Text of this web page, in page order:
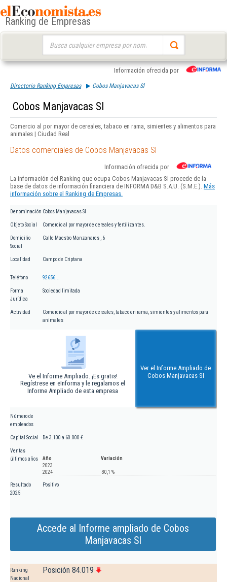
Ranking de Empresas
Información ofrecida por
Directorio Ranking Empresas Cobos Manjavacas Sl
Cobos Manjavacas Sl
Comercio al por mayor de cereales, tabaco en rama, simientes y alimentos para
animales | Ciudad Real
Datos comerciales de Cobos Manjavacas Sl
Información ofrecida por
La información del Ranking que ocupa Cobos Manjavacas Sl procede de la
base de datos de información financiera de INFORMA D&B S.A.U. (S.M.E.). Más
información sobre el Ranking de Empresas.
Denominación Cobos Manjavacas Sl
Objeto Social Comercio al por mayor de cereales y fertilizantes.
Domicilio
Social
Calle Maestro Manzanares , 6
Localidad Campo de Criptana
Teléfono 92656...
Forma
Jurídica
Sociedad limitada
Actividad
Comercio al por mayor de cereales, tabaco en rama, simientes y alimentos para
animales
Ve el Informe Ampliado. ¡Es gratis!
Regístrese en eInforma y le regalamos el
Informe Ampliado de esta empresa
Ver el Informe Ampliado de
Cobos Manjavacas Sl
Número de
empleados
Capital Social De 3.100 a 60.000 €
Ventas
últimos años
Año
Variación
2023
2024
-30,1 %
Resultado
2025
Positivo
Accede al Informe ampliado de Cobos
Manjavacas Sl
Ranking
Nacional
Posición 84.019